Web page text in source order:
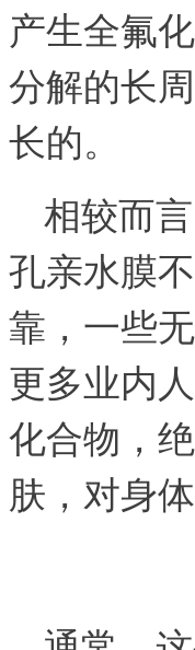
产生全氟
分解的长
长的。
相较而
孔亲水膜
靠，一些
更多业内
化合物，
肤，对身